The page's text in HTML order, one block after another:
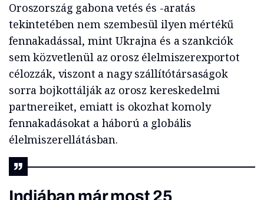
Oroszország gabona vetés és -aratás
tekintetében nem szembesül ilyen mértékű
fennakadással, mint Ukrajna és a szankciók
sem közvetlenül az orosz élelmiszerexportot
célozzák, viszont a nagy szállítótársaságok
sorra bojkottálják az orosz kereskedelmi
partnereiket, emiatt is okozhat komoly
fennakadásokat a háború a globális
élelmiszerellátásban.
Indiában már most 25